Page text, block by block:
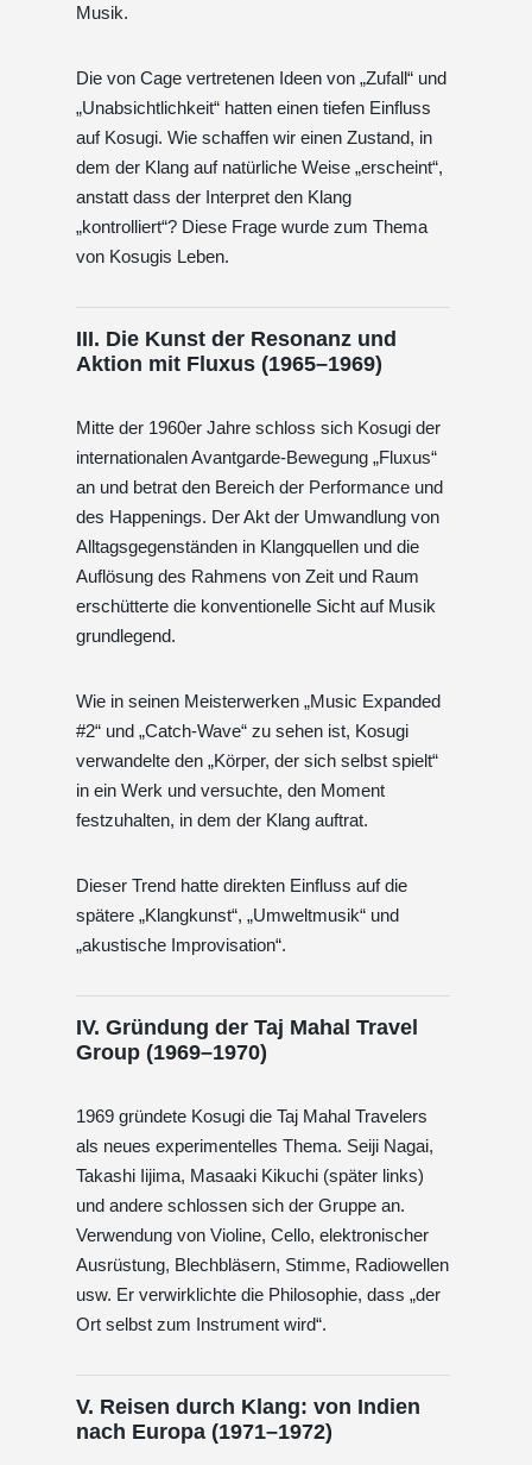
Musik.
Die von Cage vertretenen Ideen von „Zufall“ und
„Unabsichtlichkeit“ hatten einen tiefen Einfluss
auf Kosugi. Wie schaffen wir einen Zustand, in
dem der Klang auf natürliche Weise „erscheint“,
anstatt dass der Interpret den Klang
„kontrolliert“? Diese Frage wurde zum Thema
von Kosugis Leben.
III. Die Kunst der Resonanz und
Aktion mit Fluxus (1965–1969)
Mitte der 1960er Jahre schloss sich Kosugi der
internationalen Avantgarde-Bewegung „Fluxus“
an und betrat den Bereich der Performance und
des Happenings. Der Akt der Umwandlung von
Alltagsgegenständen in Klangquellen und die
Auflösung des Rahmens von Zeit und Raum
erschütterte die konventionelle Sicht auf Musik
grundlegend.
Wie in seinen Meisterwerken „Music Expanded
#2“ und „Catch-Wave“ zu sehen ist, Kosugi
verwandelte den „Körper, der sich selbst spielt“
in ein Werk und versuchte, den Moment
festzuhalten, in dem der Klang auftrat.
Dieser Trend hatte direkten Einfluss auf die
spätere „Klangkunst“, „Umweltmusik“ und
„akustische Improvisation“.
IV. Gründung der Taj Mahal Travel
Group (1969–1970)
1969 gründete Kosugi die Taj Mahal Travelers
als neues experimentelles Thema. Seiji Nagai,
Takashi Iijima, Masaaki Kikuchi (später links)
und andere schlossen sich der Gruppe an.
Verwendung von Violine, Cello, elektronischer
Ausrüstung, Blechbläsern, Stimme, Radiowellen
usw. Er verwirklichte die Philosophie, dass „der
Ort selbst zum Instrument wird“.
V. Reisen durch Klang: von Indien
nach Europa (1971–1972)